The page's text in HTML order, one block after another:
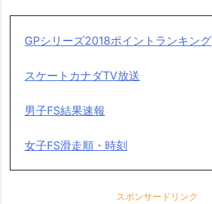
GPシリーズ2018ポイントランキング
スケートカナダTV放送
男子FS結果速報
女子FS滑走順・時刻
スポンサードリンク